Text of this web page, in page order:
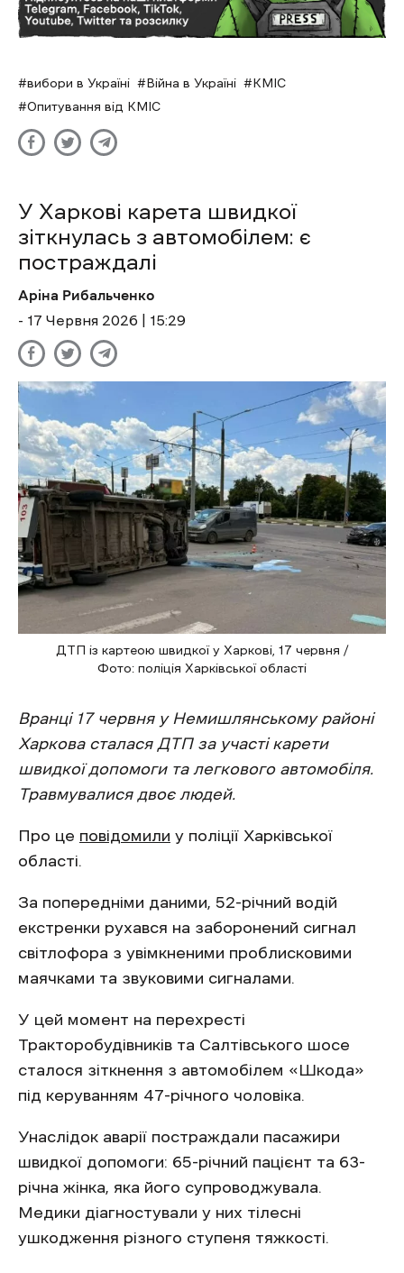
вибори в Україні Війна в Україні
КМІС
Опитування від КМІС
У Харкові карета швидкої
зіткнулась з автомобілем: є
постраждалі
Аріна Рибальченко
- 17 Червня 2026 | 15:29
ДТП із картеою швидкої у Харкові, 17 червня /
Фото: поліція Харківської області
Вранці 17 червня у Немишлянському районі
Харкова сталася ДТП за участі карети
швидкої допомоги та легкового автомобіля.
Травмувалися двоє людей.
Про це повідомили у поліції Харківської
області.
За попередніми даними, 52-річний водій
екстренки рухався на заборонений сигнал
світлофора з увімкненими проблисковими
маячками та звуковими сигналами.
У цей момент на перехресті
Тракторобудівників та Салтівського шосе
сталося зіткнення з автомобілем «Шкода»
під керуванням 47-річного чоловіка.
Унаслідок аварії постраждали пасажири
швидкої допомоги: 65-річний пацієнт та 63-
річна жінка, яка його супроводжувала.
Медики діагностували у них тілесні
ушкодження різного ступеня тяжкості.